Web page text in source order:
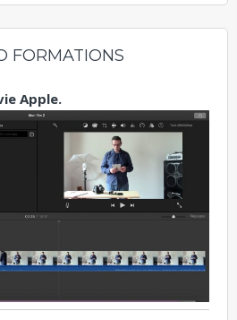
FORMATIONS
Apple.